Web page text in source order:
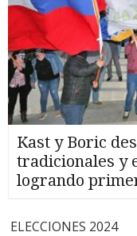
Kast y Boric
tradicionales y
logrando
ELECCIONES 2024